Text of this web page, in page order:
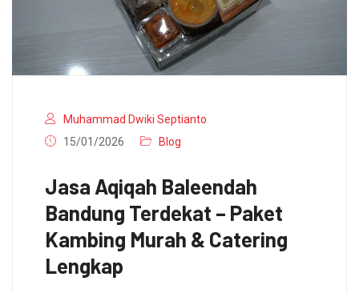
Muhammad Dwiki Septianto
15/01/2026
Blog
Jasa Aqiqah Baleendah
Bandung Terdekat – Paket
Kambing Murah & Catering
Lengkap